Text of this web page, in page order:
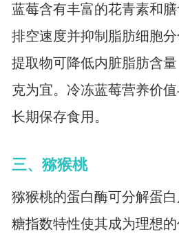
蓝莓含有丰富的花青素和
排空速度并抑制脂肪细胞
提取物可降低内脏脂肪含
克为宜。冷冻蓝莓营养价
长期保存食用。
三、猕猴桃
猕猴桃的蛋白酶可分解蛋
糖指数特性使其成为理想